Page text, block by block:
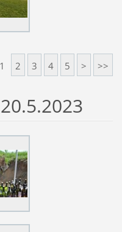
1 2 3 4 5 > >>